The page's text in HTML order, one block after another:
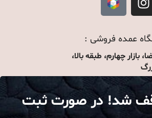
عمده فروشی :
بازار چهارم، طبقه بالا،
شد! در صورت ثبت